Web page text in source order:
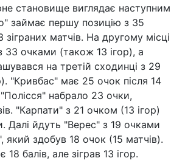
становище виглядає наступним
займає першу позицію з 35
зіграних матчів. На другому місці
33 очками (також 13 ігор), а
на третій сходинці з 29
"Кривбас" має 25 очок після 14
"Полісся" набрало 23 очки,
"Карпати" з 21 очком (13 ігор)
Далі йдуть "Верес" з 19 очками
який здобув 18 очок (15 матчів).
балів, але зіграв 13 ігор.